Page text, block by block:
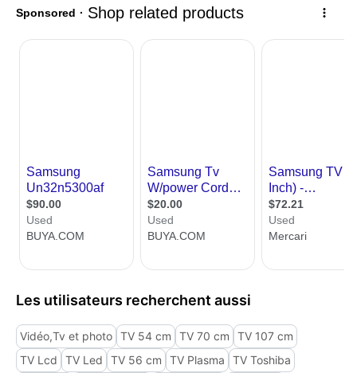
Les utilisateurs recherchent aussi
Vidéo,Tv et photo TV 54 cm TV 70 cm
TV 107 cm
TV Lcd
TV Led TV 56 cm TV Plasma
TV Toshiba